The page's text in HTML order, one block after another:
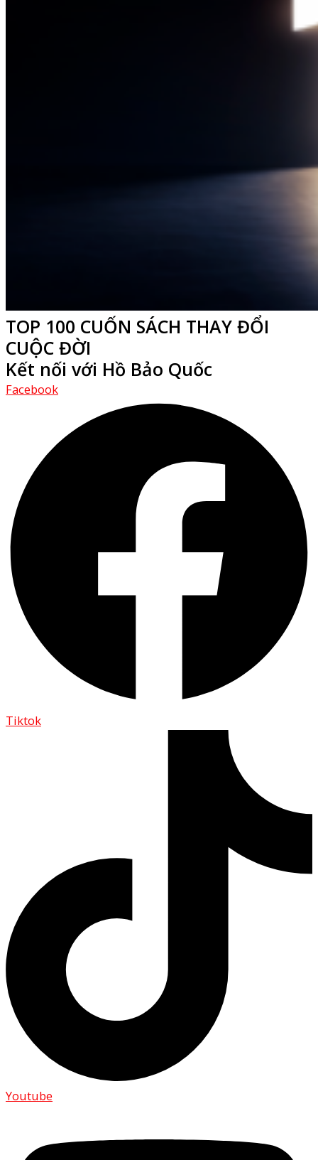
TOP 100 CUỐN SÁCH THAY ĐỔI
CUỘC ĐỜI
Kết nối với Hồ Bảo Quốc
Facebook
Tiktok
Youtube